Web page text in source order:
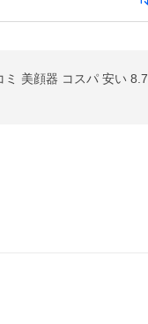
美顔器 コスパ 安い 8.7